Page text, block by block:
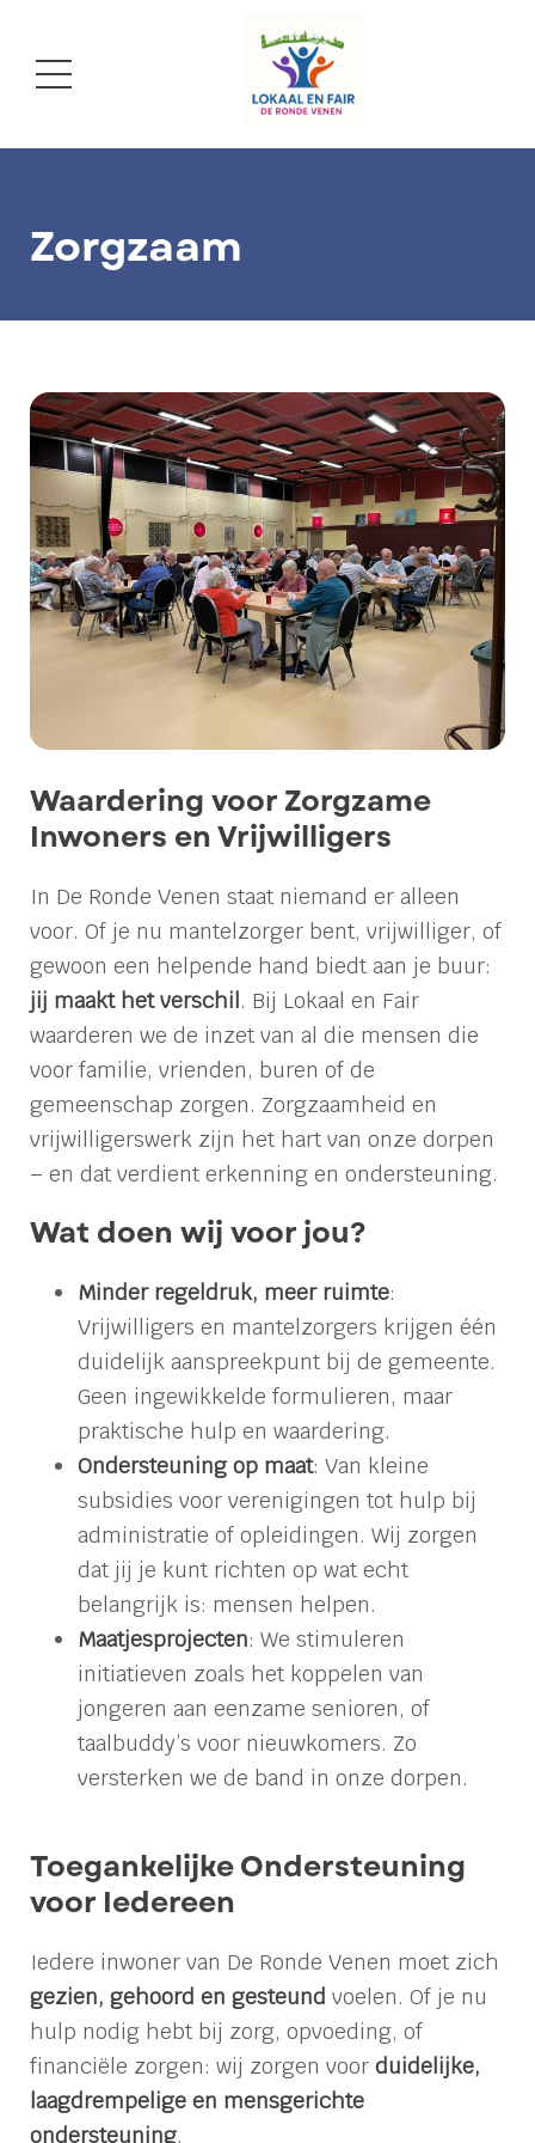
Zorgzaam
Waardering voor Zorgzame
Inwoners en Vrijwilligers
In De Ronde Venen staat niemand er alleen
voor. Of je nu mantelzorger bent, vrijwilliger, of
gewoon een helpende hand biedt aan je buur:
jij maakt het verschil. Bij Lokaal en Fair
waarderen we de inzet van al die mensen die
voor familie, vrienden, buren of de
gemeenschap zorgen. Zorgzaamheid en
vrijwilligerswerk zijn het hart van onze dorpen
– en dat verdient erkenning en ondersteuning.
Wat doen wij voor jou?
Minder regeldruk, meer ruimte:
Vrijwilligers en mantelzorgers krijgen één
duidelijk aanspreekpunt bij de gemeente.
Geen ingewikkelde formulieren, maar
praktische hulp en waardering.
Ondersteuning op maat: Van kleine
subsidies voor verenigingen tot hulp bij
administratie of opleidingen. Wij zorgen
dat jij je kunt richten op wat echt
belangrijk is: mensen helpen.
Maatjesprojecten: We stimuleren
initiatieven zoals het koppelen van
jongeren aan eenzame senioren, of
taalbuddy’s voor nieuwkomers. Zo
versterken we de band in onze dorpen.
Toegankelijke Ondersteuning
voor Iedereen
Iedere inwoner van De Ronde Venen moet zich
gezien, gehoord en gesteund voelen. Of je nu
hulp nodig hebt bij zorg, opvoeding, of
financiële zorgen: wij zorgen voor duidelijke,
laagdrempelige en mensgerichte
ondersteuning.